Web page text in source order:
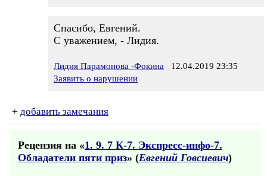
Спасибо, Евгений.
С уважением, - Лидия.
Лидия Парамонова -Фокина 12.04.2019 23:35
Заявить о нарушении
+ добавить замечания
Рецензия на «1. 9. 7 К-7. Экспресс-инфо-7.
Обладатели пяти приз» (Евгений Говсиевич)